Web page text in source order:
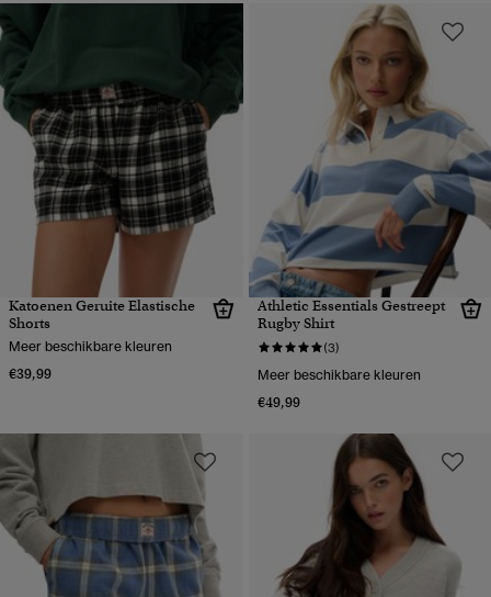
Katoenen Geruite Elastische
Shorts
Meer beschikbare kleuren
€39,99
Athletic Essentials Gestreept
Rugby Shirt
(3)
Meer beschikbare kleuren
€49,99